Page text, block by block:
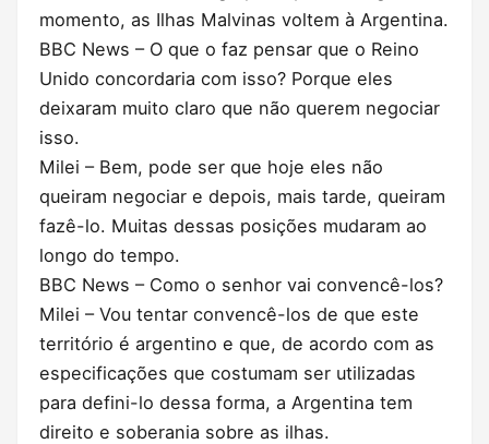
momento, as Ilhas Malvinas voltem à Argentina.
BBC News – O que o faz pensar que o Reino
Unido concordaria com isso? Porque eles
deixaram muito claro que não querem negociar
isso.
Milei – Bem, pode ser que hoje eles não
queiram negociar e depois, mais tarde, queiram
fazê-lo. Muitas dessas posições mudaram ao
longo do tempo.
BBC News – Como o senhor vai convencê-los?
Milei – Vou tentar convencê-los de que este
território é argentino e que, de acordo com as
especificações que costumam ser utilizadas
para defini-lo dessa forma, a Argentina tem
direito e soberania sobre as ilhas.